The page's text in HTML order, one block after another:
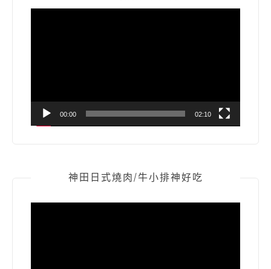
00:00 02:10
神田日式燒肉/牛小排神好吃